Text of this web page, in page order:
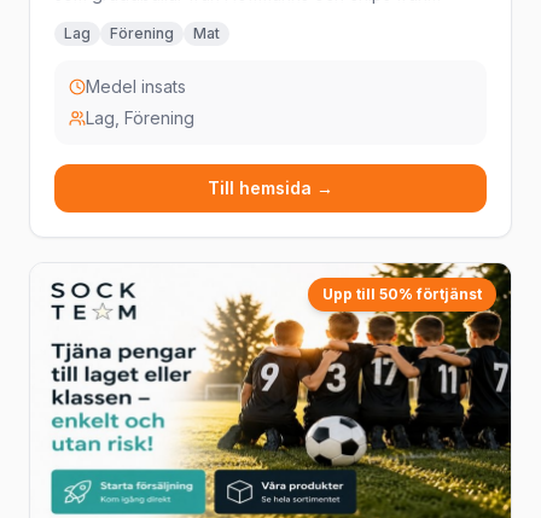
Lag Förening Mat
Medel insats
Lag, Förening
Till hemsida →
Upp till 50% förtjänst